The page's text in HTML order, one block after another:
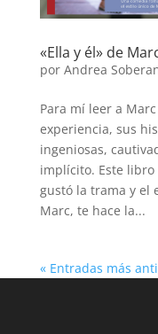
«Ella y él» de
por Andrea
Para mí leer a
experiencia, sus
ingeniosas,
implícito. Este
gustó la trama y el
Marc, te hace la...
« Entradas más